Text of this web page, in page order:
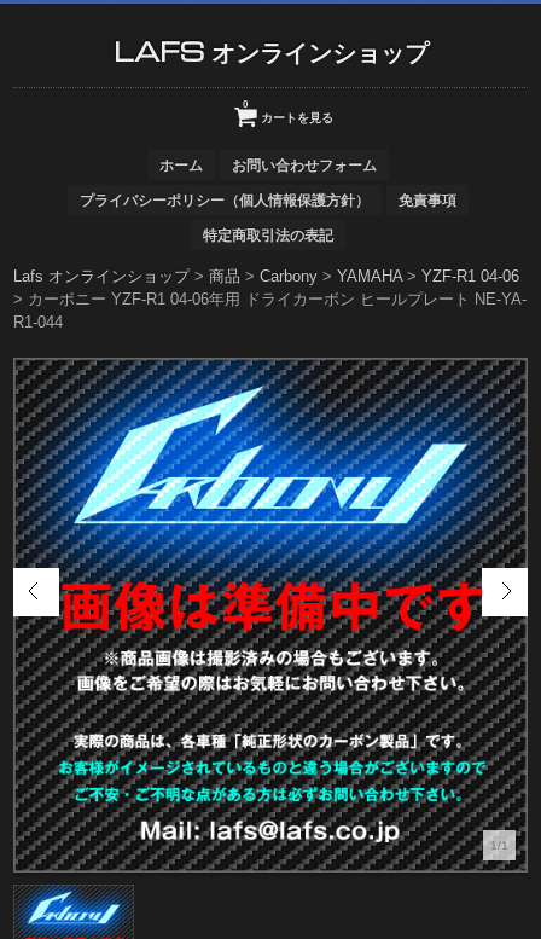
LAFS オンラインショップ
カートを見る
0
ホーム お問い合わせフォーム
プライバシーポリシー（個人情報保護方針） 免責事項
特定商取引法の表記
Lafs オンラインショップ>商品 >Carbony >YAMAHA>YZF-R1 04-06
> カーボニー YZF-R1 04-06年用 ドライカーボン ヒールプレート NE-YA-
R1-044
1/1